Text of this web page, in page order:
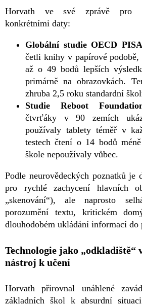
Horvath ve své zprávě pro
konkrétními daty:
Globální studie OECD
četli knihy v papírové podobě,
až o 49 bodů lepších
primárně na obrazovkách.
zhruba 2,5 roku standardní
Studie Reboot
čtvrťáky v 90 zemích
používaly tablety téměř v
testech čtení o 14 bodů
škole nepoužívaly vůbec.
Podle neurovědeckých poznatků
pro rychlé zachycení hlavních
„skenování“), ale naprosto
porozumění textu, kritickém
dlouhodobém ukládání informací do
Technologie jako „odkladiště“
nástroj k učení
Horvath přirovnal unáhlené
základních škol k absurdní